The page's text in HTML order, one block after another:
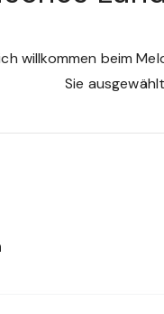
willkommen beim
Sie